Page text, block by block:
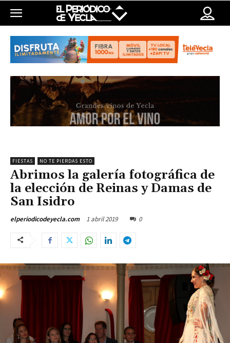
FIESTAS NO TE PIERDAS ESTO
Abrimos la galería fotográfica de
la elección de Reinas y Damas de
San Isidro
elperiodicodeyecla.com 1 abril 2019 0